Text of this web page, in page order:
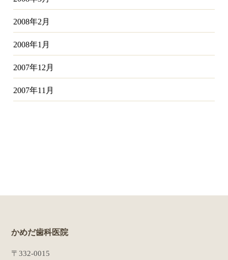
2008年2月
2008年1月
2007年12月
2007年11月
かめだ歯科医院
〒332-0015